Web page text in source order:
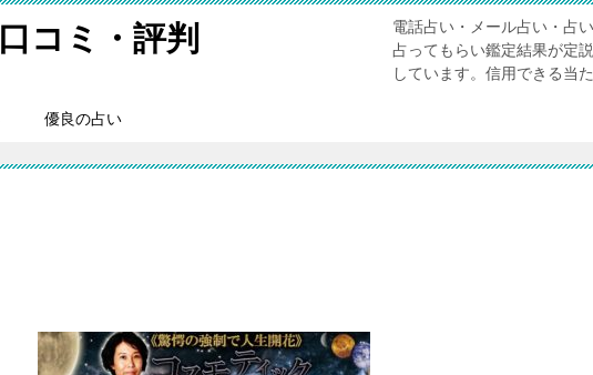
コミ・評判
電話占い・メール占い・占
占ってもらい鑑定結果が定
しています。信用できる当
優良の占い